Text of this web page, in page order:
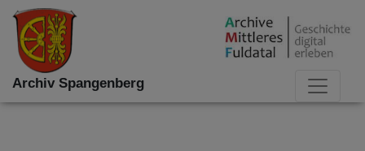
Archiv Spangenberg